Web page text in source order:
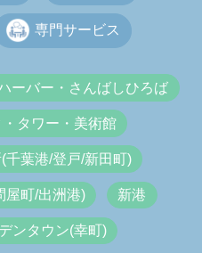
専門サービス
ーバー・さんばしひろば
タワー・美術館
千葉港/登戸/新田町)
屋町/出洲港) 新港
ンタウン(幸町)